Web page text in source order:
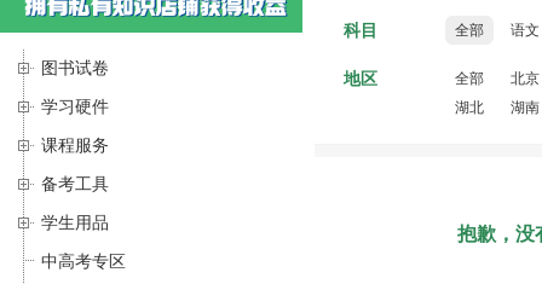
科目 全部 语文
地区 全部
北京
湖北
湖南
抱歉，没
图书试卷
学习硬件
课程服务
备考工具
学生用品
中高考专区